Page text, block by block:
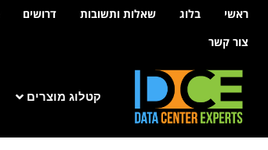
לתוכןראשי בלוג שאלות ותשובות דרושים
צור קשר
קטלוג מוצרים